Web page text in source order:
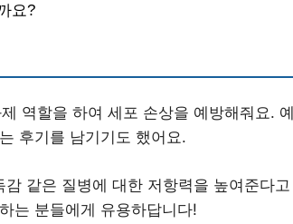
요?
역할을 하여 세포 손상을 예방해줘요. 예
후기를 남기기도 했어요.
같은 질병에 대한 저항력을 높여준다고
는 분들에게 유용하답니다!